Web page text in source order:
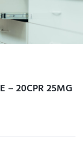
– 20CPR 25MG